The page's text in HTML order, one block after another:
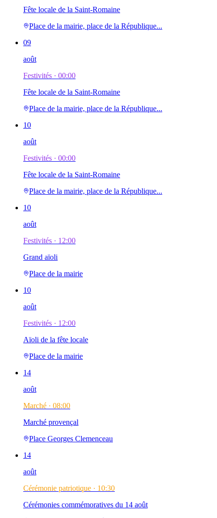
Fête locale de la Saint-Romaine
Place de la mairie, place de la République...
09
août
Festivités · 00:00
Fête locale de la Saint-Romaine
Place de la mairie, place de la République...
10
août
Festivités · 00:00
Fête locale de la Saint-Romaine
Place de la mairie, place de la République...
10
août
Festivités · 12:00
Grand aïoli
Place de la mairie
10
août
Festivités · 12:00
Aïoli de la fête locale
Place de la mairie
14
août
Marché · 08:00
Marché provençal
Place Georges Clemenceau
14
août
Cérémonie patriotique · 10:30
Cérémonies commémoratives du 14 août